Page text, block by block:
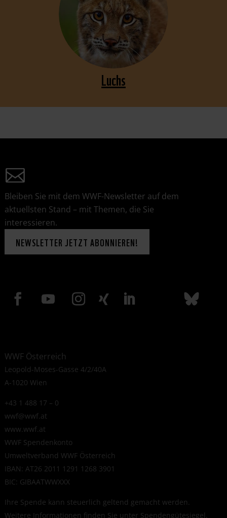
Luchs
Bleiben Sie mit dem WWF-Newsletter auf dem
aktuellsten Stand – mit Themen, die Sie
interessieren.
NEWSLETTER JETZT ABONNIEREN!
WWF Österreich
Leopold-Moses-Gasse 4/2/40A
A-1020 Wien
+43 1 488 17 – 0
wwf@wwf.at
www.wwf.at
WWF Spendenkonto
Umweltverband WWF Österreich
IBAN: AT26 2011 1291 1268 3901
BIC: GIBAATWWXXX
Ihre Spende kann steuerlich geltend gemacht werden.
Weitere Informationen finden Sie unter Spendengütesiegel.